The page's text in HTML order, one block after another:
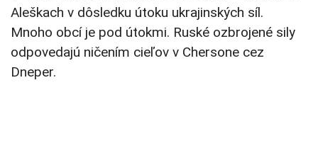
Aleškach v dôsledku útoku ukrajinských síl.
Mnoho obcí je pod útokmi. Ruské ozbrojené sily
odpovedajú ničením cieľov v Chersone cez
Dneper.